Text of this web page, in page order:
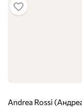
Andrea Rossi